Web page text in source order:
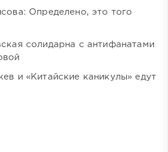
Определено, это того
солидарна с антифанатами
и «Китайские каникулы» едут